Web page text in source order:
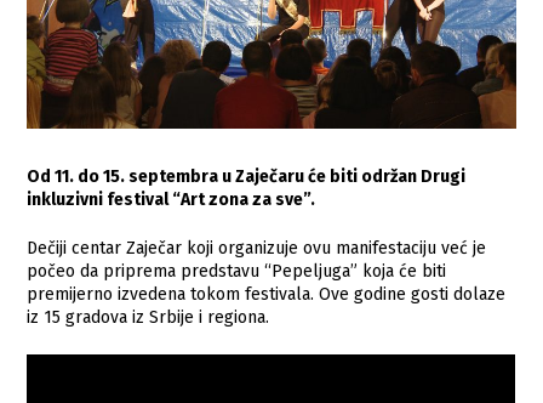
Od 11. do 15. septembra u Zaječaru će biti održan Drugi
inkluzivni festival “Art zona za sve”.
Dečiji centar Zaječar koji organizuje ovu manifestaciju već je
počeo da priprema predstavu “Pepeljuga” koja će biti
premijerno izvedena tokom festivala. Ove godine gosti dolaze
iz 15 gradova iz Srbije i regiona.